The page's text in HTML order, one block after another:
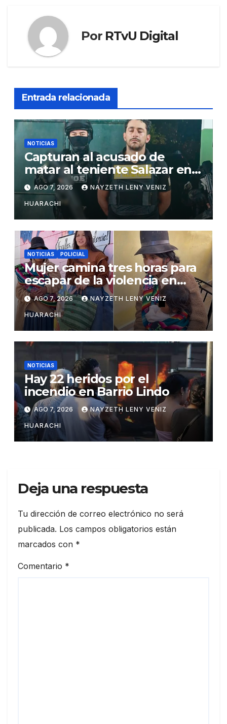
Por RTvU Digital
Entrada relacionada
NOTICIAS
Capturan al acusado de
matar al teniente Salazar en
San Matías
AGO 7, 2026 NAYZETH LENY VENIZ
HUARACHI
NOTICIAS POLICIAL
Mujer camina tres horas para
escapar de la violencia en
Potosí
AGO 7, 2026 NAYZETH LENY VENIZ
HUARACHI
NOTICIAS
Hay 22 heridos por el
incendio en Barrio Lindo
AGO 7, 2026 NAYZETH LENY VENIZ
HUARACHI
Deja una respuesta
Tu dirección de correo electrónico no será
publicada. Los campos obligatorios están
marcados con *
Comentario *